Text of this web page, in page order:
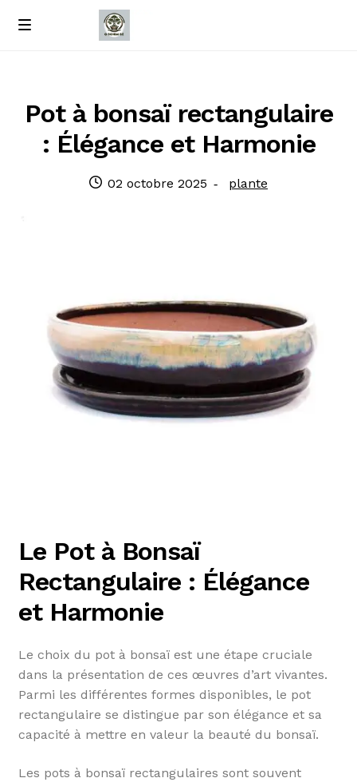
Passer
Passer
M
À propos de nous
Contact
Politique de confidentialité
Pot à bonsaï rectangulaire
: Élégance et Harmonie
Publié
02 octobre 2025
Catégorie
plante
Le Pot à Bonsaï
Rectangulaire : Élégance
et Harmonie
Le choix du pot à bonsaï est une étape cruciale
dans la présentation de ces œuvres d’art vivantes.
Parmi les différentes formes disponibles, le pot
rectangulaire se distingue par son élégance et sa
capacité à mettre en valeur la beauté du bonsaï.
Les pots à bonsaï rectangulaires sont souvent